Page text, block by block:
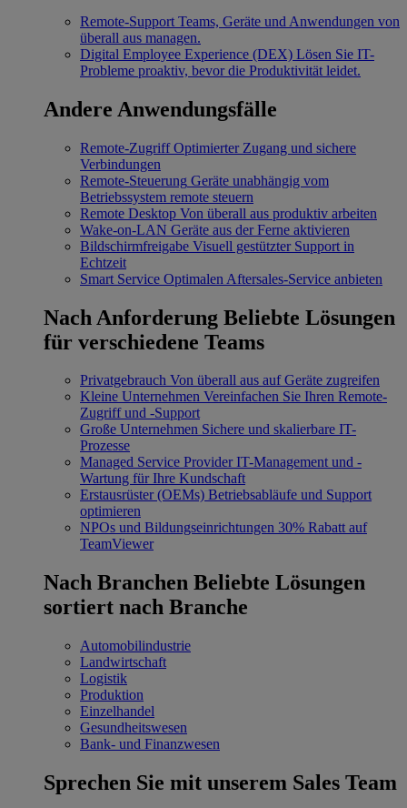
Remote-Support Teams, Geräte und Anwendungen von
überall aus managen.
Digital Employee Experience (DEX) Lösen Sie IT-
Probleme proaktiv, bevor die Produktivität leidet.
Andere Anwendungsfälle
Remote-Zugriff Optimierter Zugang und sichere
Verbindungen
Remote-Steuerung Geräte unabhängig vom
Betriebssystem remote steuern
Remote Desktop Von überall aus produktiv arbeiten
Wake-on-LAN Geräte aus der Ferne aktivieren
Bildschirmfreigabe Visuell gestützter Support in
Echtzeit
Smart Service Optimalen Aftersales-Service anbieten
Nach Anforderung Beliebte Lösungen
für verschiedene Teams
Privatgebrauch Von überall aus auf Geräte zugreifen
Kleine Unternehmen Vereinfachen Sie Ihren Remote-
Zugriff und -Support
Große Unternehmen Sichere und skalierbare IT-
Prozesse
Managed Service Provider IT-Management und -
Wartung für Ihre Kundschaft
Erstausrüster (OEMs) Betriebsabläufe und Support
optimieren
NPOs und Bildungseinrichtungen 30% Rabatt auf
TeamViewer
Nach Branchen Beliebte Lösungen
sortiert nach Branche
Automobilindustrie
Landwirtschaft
Logistik
Produktion
Einzelhandel
Gesundheitswesen
Bank- und Finanzwesen
Sprechen Sie mit unserem Sales Team